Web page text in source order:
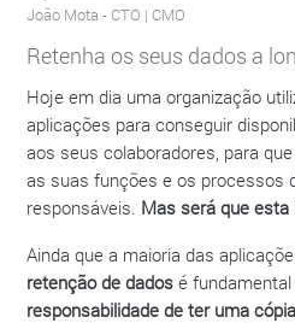
João Mota- CTO | CMO
Retenha os seus dados a
Hoje em dia uma organização
aplicações para conseguir
aos seus colaboradores, para
as suas funções e os processos
responsáveis. Mas será que
Ainda que a maioria das
retenção de dados é
responsabilidade de ter uma